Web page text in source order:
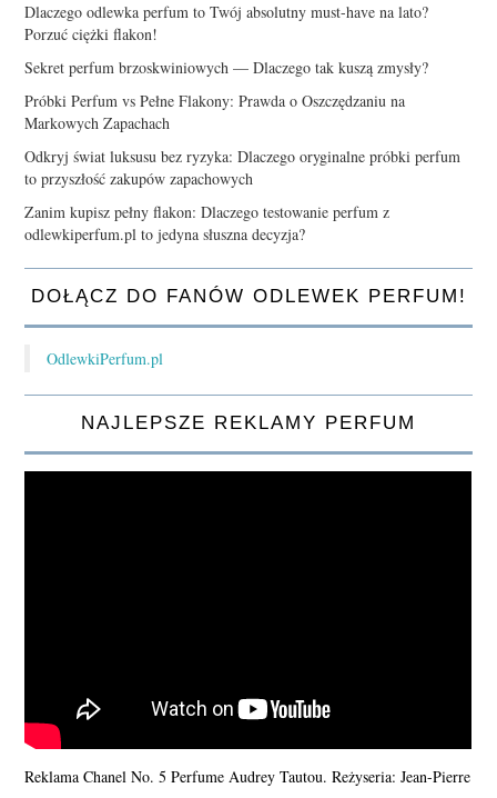
Dlaczego odlewka perfum to Twój absolutny must-have na lato?
Porzuć ciężki flakon!
Sekret perfum brzoskwiniowych — Dlaczego tak kuszą zmysły?
Próbki Perfum vs Pełne Flakony: Prawda o Oszczędzaniu na
Markowych Zapachach
Odkryj świat luksusu bez ryzyka: Dlaczego oryginalne próbki perfum
to przyszłość zakupów zapachowych
Zanim kupisz pełny flakon: Dlaczego testowanie perfum z
odlewkiperfum.pl to jedyna słuszna decyzja?
DOŁĄCZ DO FANÓW ODLEWEK PERFUM!
OdlewkiPerfum.pl
NAJLEPSZE REKLAMY PERFUM
Reklama Chanel No. 5 Perfume Audrey Tautou. Reżyseria: Jean-Pierre